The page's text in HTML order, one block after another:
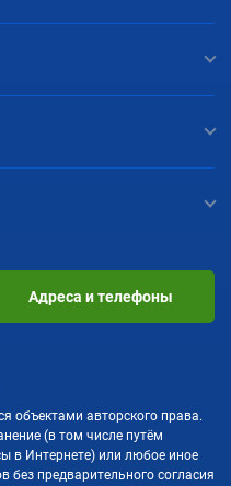
объектами авторского права.
(в том числе путём
в Интернете) или любое иное
без предварительного согласия
Адреса и телефоны